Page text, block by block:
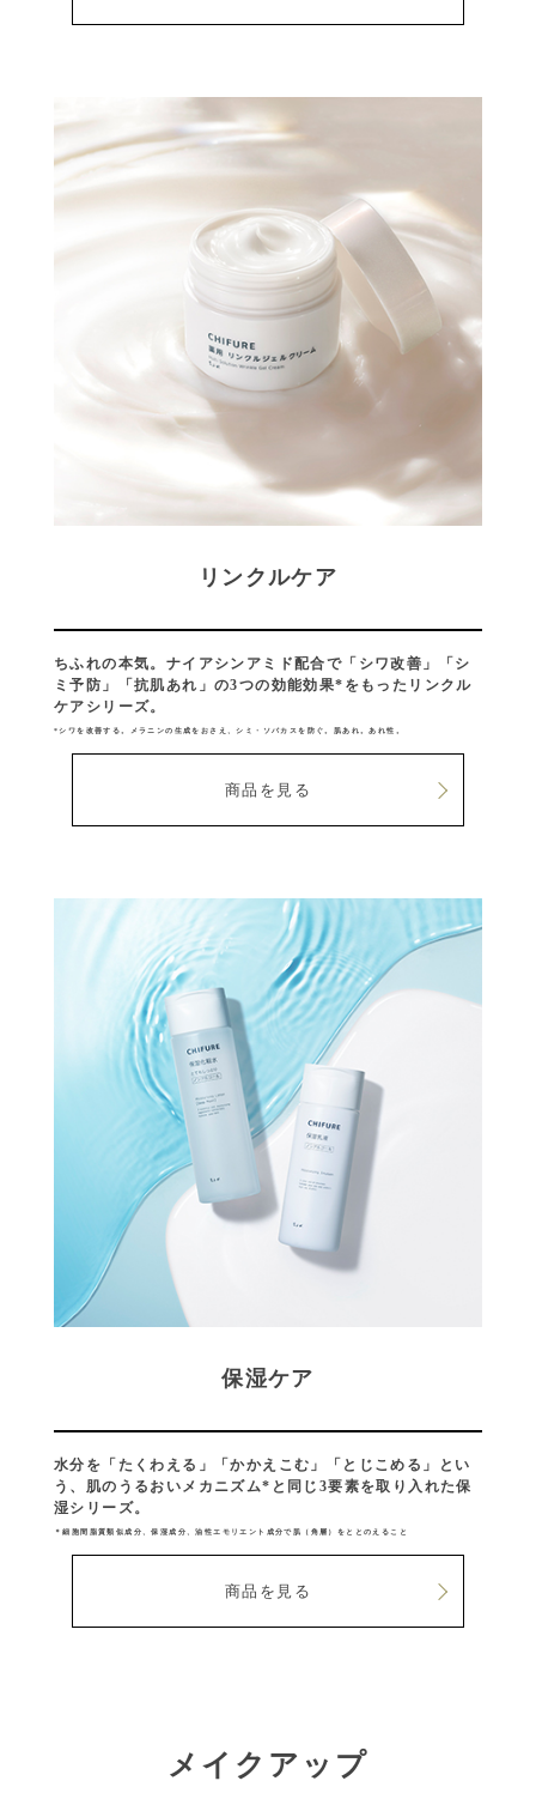
リンクルケア
ちふれの本気。ナイアシンアミド配合で「シワ改善」「シ
ミ予防」「抗肌あれ」の3つの効能効果*をもったリンクル
ケアシリーズ。
*シワを改善する。メラニンの生成をおさえ、シミ・ソバカスを防ぐ。肌あれ。あれ性。
商品を見る
保湿ケア
水分を「たくわえる」「かかえこむ」「とじこめる」とい
う、肌のうるおいメカニズム*と同じ3要素を取り入れた保
湿シリーズ。
＊細胞間脂質類似成分、保湿成分、油性エモリエント成分で肌（角層）をととのえること
商品を見る
メイクアップ